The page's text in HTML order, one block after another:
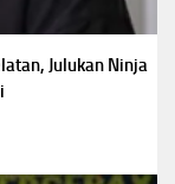
Julukan Ninja